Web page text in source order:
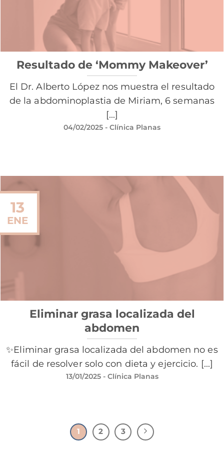
Resultado de ‘Mommy Makeover’
El Dr. Alberto López nos muestra el resultado
de la abdominoplastia de Miriam, 6 semanas
[...]
04/02/2025 - Clínica Planas
Eliminar grasa localizada del
abdomen
✨Eliminar grasa localizada del abdomen no es
fácil de resolver solo con dieta y ejercicio. [...]
13/01/2025- Clínica Planas
13
ENE
1 2 3